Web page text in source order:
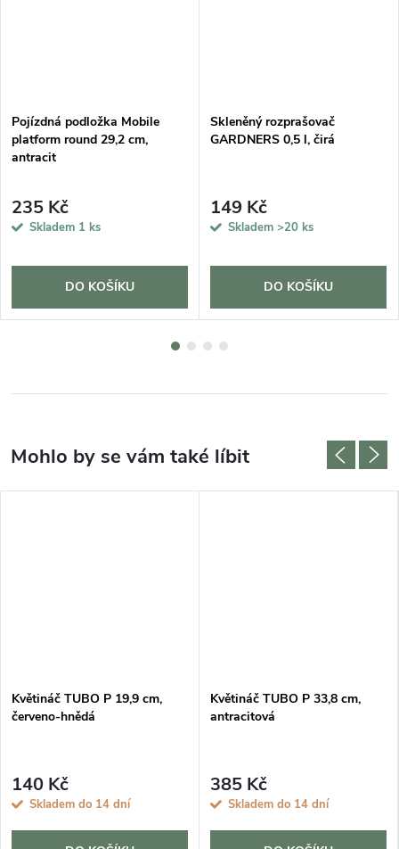
Pojízdná podložka Mobile
platform round 29,2 cm,
antracit
235 Kč
Skladem 1 ks
DO KOŠÍKU
Skleněný rozprašovač
GARDNERS 0,5 l, čirá
149 Kč
Skladem >20 ks
DO KOŠÍKU
Květináč TUBO P 19,9 cm,
červeno-hnědá
140 Kč
Skladem do 14 dní
Květináč TUBO P 33,8 cm,
antracitová
385 Kč
Skladem do 14 dní